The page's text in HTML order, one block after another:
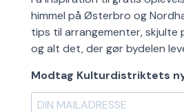
himmel på Østerbro og
tips til arrangementer, skjulte
og alt det, der gør bydelen
Modtag Kulturdistriktets